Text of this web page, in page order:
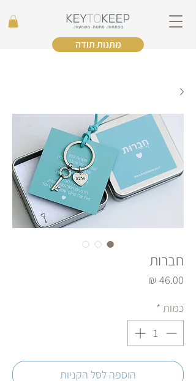
מתנות תודה
חברות
כמות *
הוספה לסל הקניות